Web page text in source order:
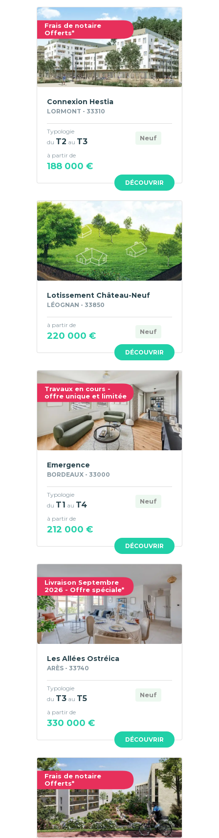
Frais de notaire
Offerts*
DÉCOUVRIR
Connexion Hestia
LORMONT - 33310
Neuf
Typologie
du T2 au T3
à partir de
188 000 €
DÉCOUVRIR
Lotissement Château-Neuf
LÉOGNAN - 33850
Neuf
à partir de
220 000 €
Travaux en cours -
offre unique et limitée
DÉCOUVRIR
Emergence
BORDEAUX - 33000
Neuf
Typologie
du T1 au T4
à partir de
212 000 €
Livraison Septembre
2026 - Offre spéciale*
DÉCOUVRIR
Les Allées Ostréica
ARÈS - 33740
Neuf
Typologie
du T3 au T5
à partir de
330 000 €
Frais de notaire
Offerts*